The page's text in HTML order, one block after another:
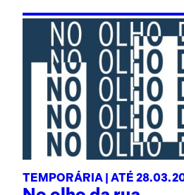
TEMPORÁRIA | ATÉ